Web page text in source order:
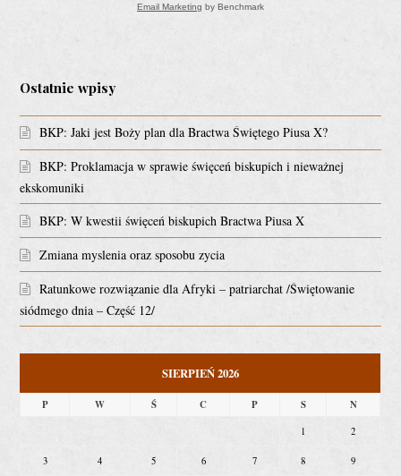
Email Marketing by Benchmark
Ostatnie wpisy
BKP: Jaki jest Boży plan dla Bractwa Świętego Piusa X?
BKP: Proklamacja w sprawie święceń biskupich i nieważnej
ekskomuniki
BKP: W kwestii święceń biskupich Bractwa Piusa X
Zmiana myslenia oraz sposobu zycia
Ratunkowe rozwiązanie dla Afryki – patriarchat /Świętowanie
siódmego dnia – Część 12/
SIERPIEŃ 2026
P W Ś C P S N
1 2
3 4 5 6 7 8 9